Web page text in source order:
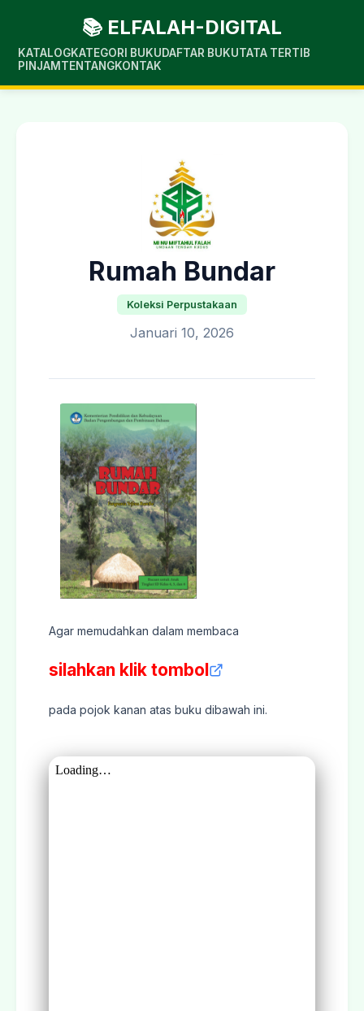
📚 ELFALAH-DIGITAL
KATALOGKATEGORI BUKUDAFTAR BUKUTATA TERTIB
PINJAM TENTANGKONTAK
Rumah Bundar
Koleksi Perpustakaan
Januari 10, 2026
Agar memudahkan dalam membaca
silahkan klik tombol
pada pojok kanan atas buku dibawah ini.